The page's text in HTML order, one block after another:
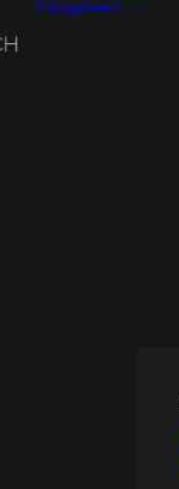
Fotogalerien